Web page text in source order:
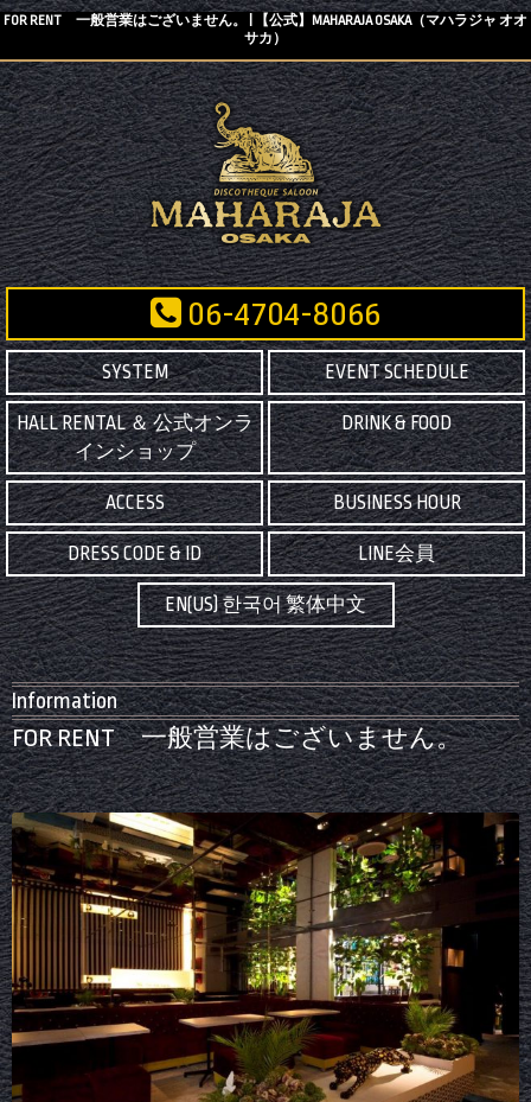
FOR RENT 一般営業はございません。 | 【公式】MAHARAJA OSAKA（マハラジャ オオ
サカ）
06-4704-8066
SYSTEM EVENT SCHEDULE
HALL RENTAL ＆ 公式オンラ
インショップ
DRINK & FOOD
ACCESS BUSINESS HOUR
DRESS CODE & ID LINE会員
EN(US) 한국어 繁体中文
Information
FOR RENT 一般営業はございません。